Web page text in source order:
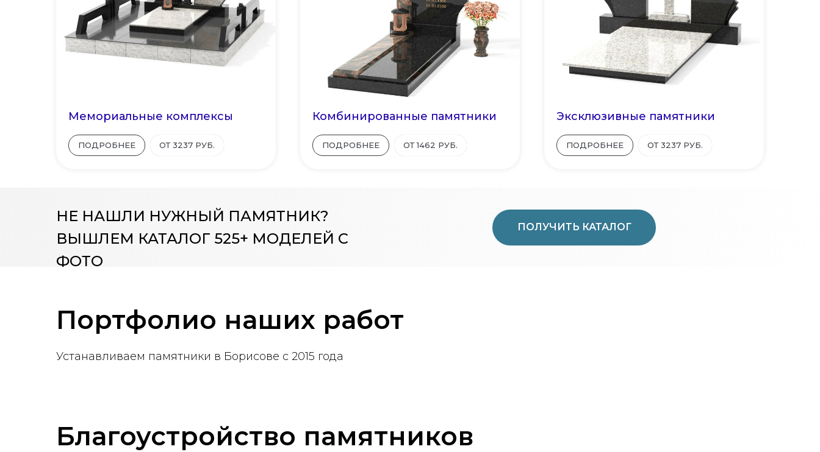
Мемориальные комплексы
ПОДРОБНЕЕ ОТ 3237 РУБ.
Комбинированные памятники
ПОДРОБНЕЕ ОТ 1462 РУБ.
Эксклюзивные памятники
ПОДРОБНЕЕ ОТ 3237 РУБ.
ПОЛУЧИТЬ КАТАЛОГ
НЕ НАШЛИ НУЖНЫЙ ПАМЯТНИК?
ВЫШЛЕМ КАТАЛОГ 525+ МОДЕЛЕЙ С
ФОТО
Портфолио наших работ
Устанавливаем памятники в Борисове с 2015 года
Благоустройство памятников